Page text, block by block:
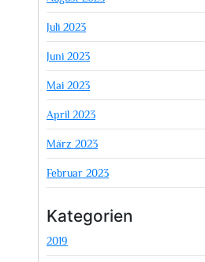
Juli 2023
Juni 2023
Mai 2023
April 2023
März 2023
Februar 2023
Kategorien
2019